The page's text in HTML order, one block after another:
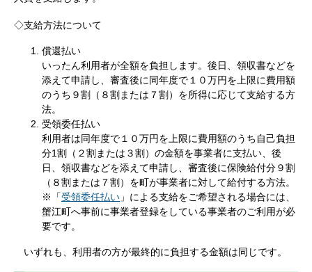
◇支給方法について
償還払い
いったん利用者が全額を負担します。後日、領収書などを
添えて申請し、審査後に同年度で１０万円を上限に費用額
のうち９割（８割または７割）を所得に応じて支給する方
法。
受領委任払い
利用者は同年度で１０万円を上限に費用額のうち自己負担
分1割（２割または３割）の金額を事業者に支払い、後
日、領収書などを添えて申請し、審査後に保険給付分９割
（８割または７割）を町が事業者に対して給付する方法。
※「受領委任払い 」による支給をご希望される場合には、
蟹江町へ事前に事業者登録をしている事業者のご利用が必
要です。
いずれも、利用者の方が最終的に負担する金額は同じです。